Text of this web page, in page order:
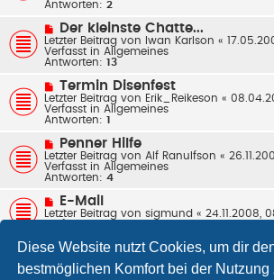
Diese Website nutzt Cookies, um dir
bestmöglichen Komfort bei der Nutzung
rr
B
e
i
t
r
Antworten: 2
N
e
u
e
r
B
i
t
r
Der kleinste Chatte...
Letzter Beitrag von Iwan Karlson «
Verfasst in Allgemeines
Antworten: 13
N
e
u
e
r
B
e
i
t
r
Termin Disenfest
Letzter Beitrag von Erik_Reikeson «
Verfasst in Allgemeines
Antworten: 1
N
e
u
e
r
B
e
i
a
Penner Hilfe
Letzter Beitrag von Alf Ranulfson «
Verfasst in Allgemeines
Antworten: 4
N
e
u
B
e
i
E-Mail
Letzter Beitrag von sigmund « 24.11.2008,
Die Suche ergab 125 Treffer 1 2